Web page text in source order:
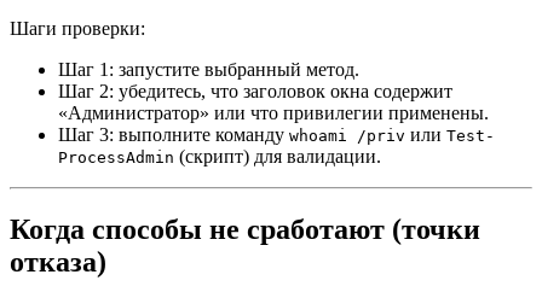
Шаги проверки:
Шаг 1: запустите выбранный метод.
Шаг 2: убедитесь, что заголовок окна содержит
«Администратор» или что привилегии применены.
Шаг 3: выполните команду whoami /priv или Test-
ProcessAdmin (скрипт) для валидации.
Когда способы не сработают (точки
отказа)